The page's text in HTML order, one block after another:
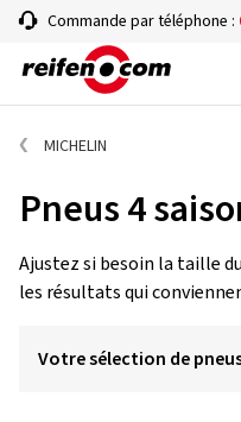
Commande par téléphone :
MICHELIN
Pneus 4
Ajustez si besoin la taille
les résultats qui
Votre sélection de